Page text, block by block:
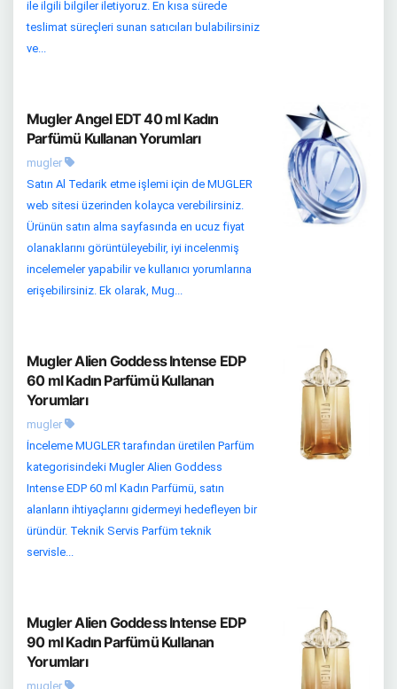
ile ilgili bilgiler iletiyoruz. En kısa sürede
teslimat süreçleri sunan satıcıları bulabilirsiniz
ve...
Mugler Angel EDT 40 ml Kadın
Parfümü Kullanan Yorumları
mugler
Satın Al Tedarik etme işlemi için de MUGLER
web sitesi üzerinden kolayca verebilirsiniz.
Ürünün satın alma sayfasında en ucuz fiyat
olanaklarını görüntüleyebilir, iyi incelenmiş
incelemeler yapabilir ve kullanıcı yorumlarına
erişebilirsiniz. Ek olarak, Mug...
Mugler Alien Goddess Intense EDP
60 ml Kadın Parfümü Kullanan
Yorumları
mugler
İnceleme MUGLER tarafından üretilen Parfüm
kategorisindeki Mugler Alien Goddess
Intense EDP 60 ml Kadın Parfümü, satın
alanların ihtiyaçlarını gidermeyi hedefleyen bir
üründür. Teknik Servis Parfüm teknik
servisle...
Mugler Alien Goddess Intense EDP
90 ml Kadın Parfümü Kullanan
Yorumları
mugler